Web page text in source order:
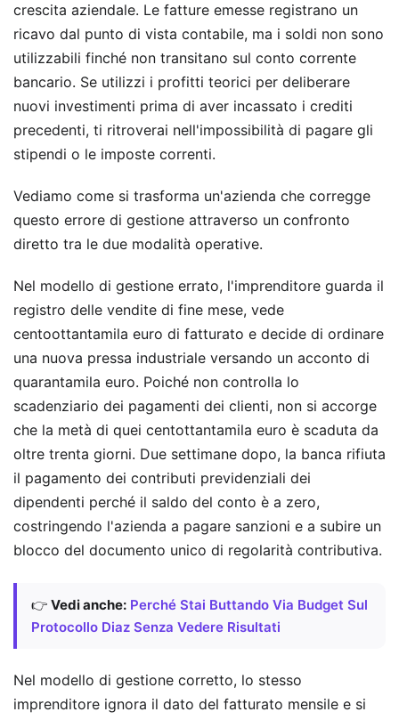
crescita aziendale. Le fatture emesse registrano un
ricavo dal punto di vista contabile, ma i soldi non sono
utilizzabili finché non transitano sul conto corrente
bancario. Se utilizzi i profitti teorici per deliberare
nuovi investimenti prima di aver incassato i crediti
precedenti, ti ritroverai nell'impossibilità di pagare gli
stipendi o le imposte correnti.
Vediamo come si trasforma un'azienda che corregge
questo errore di gestione attraverso un confronto
diretto tra le due modalità operative.
Nel modello di gestione errato, l'imprenditore guarda il
registro delle vendite di fine mese, vede
centoottantamila euro di fatturato e decide di ordinare
una nuova pressa industriale versando un acconto di
quarantamila euro. Poiché non controlla lo
scadenziario dei pagamenti dei clienti, non si accorge
che la metà di quei centottantamila euro è scaduta da
oltre trenta giorni. Due settimane dopo, la banca rifiuta
il pagamento dei contributi previdenziali dei
dipendenti perché il saldo del conto è a zero,
costringendo l'azienda a pagare sanzioni e a subire un
blocco del documento unico di regolarità contributiva.
👉 Vedi anche: Perché Stai Buttando Via Budget Sul
Protocollo Diaz Senza Vedere Risultati
Nel modello di gestione corretto, lo stesso
imprenditore ignora il dato del fatturato mensile e si